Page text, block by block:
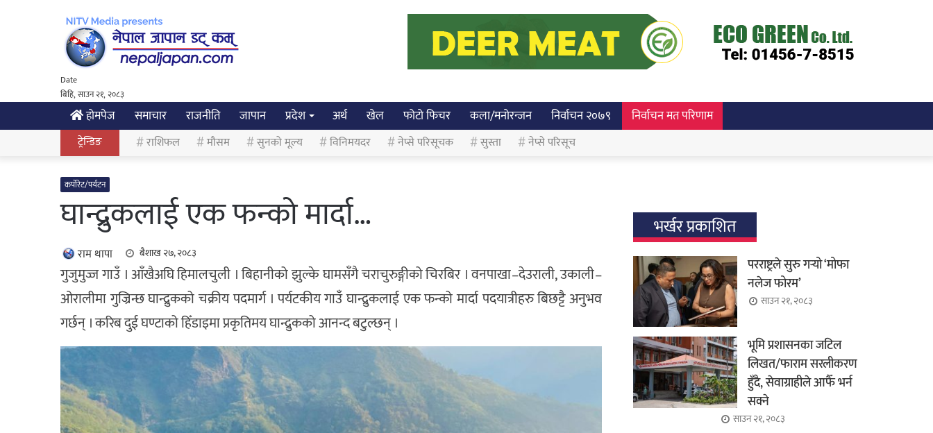
Date
बिहि, साउन २१, २०८३
होमपेज समाचार राजनीति जापान प्रदेश अर्थ खेल फोटो फिचर कला/मनोरन्जन निर्वाचन २०७९ निर्वाचन मत परिणाम
ट्रेन्डिङ राशिफल मौसम सुनको मूल्य विनिमयदर नेप्से परिसूचक सुस्ता नेप्से परिसूच
कर्पोरेट/पर्यटन
घान्द्रुकलाई एक फन्को मार्दा…
राम थापा बैशाख २७, २०८३
गुजुमुज्ज गाउँ । आँखैअघि हिमालचुली । बिहानीको झुल्के घामसँगै चराचुरुङ्गीको चिरबिर । वनपाखा–देउराली, उकाली–
ओरालीमा गुज्रिन्छ घान्द्रुकको चक्रीय पदमार्ग । पर्यटकीय गाउँ घान्द्रुकलाई एक फन्को मार्दा पदयात्रीहरु बिछट्टै अनुभव
गर्छन् । करिब दुई घण्टाको हिँडाइमा प्रकृतिमय घान्द्रुकको आनन्द बटुल्छन् ।
भर्खर प्रकाशित
परराष्ट्रले सुरु गर्‍यो ‘मोफा
नलेज फोरम’
साउन २१, २०८३
भूमि प्रशासनका जटिल
लिखत/फाराम सरलीकरण
हुँदै, सेवाग्राहीले आफैँ भर्न
सक्ने
साउन २१, २०८३